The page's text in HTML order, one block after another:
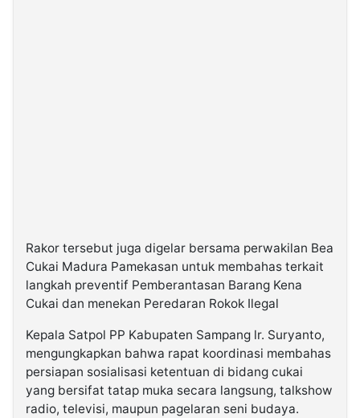
Rakor tersebut juga digelar bersama perwakilan Bea
Cukai Madura Pamekasan untuk membahas terkait
langkah preventif Pemberantasan Barang Kena
Cukai dan menekan Peredaran Rokok Ilegal
Kepala Satpol PP Kabupaten Sampang lr. Suryanto,
mengungkapkan bahwa rapat koordinasi membahas
persiapan sosialisasi ketentuan di bidang cukai
yang bersifat tatap muka secara langsung, talkshow
radio, televisi, maupun pagelaran seni budaya.